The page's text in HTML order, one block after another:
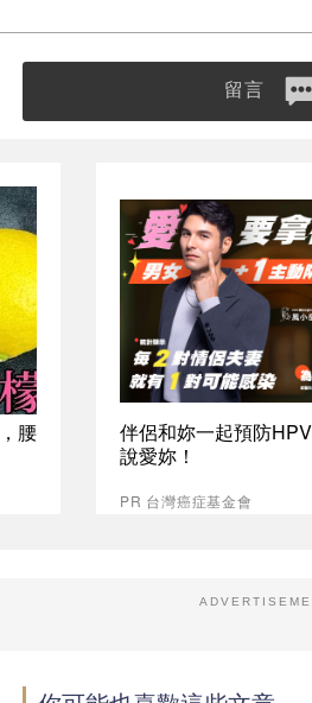
留言
腰
伴侶和妳一起預防
說愛妳！
PR 台灣癌症基金會